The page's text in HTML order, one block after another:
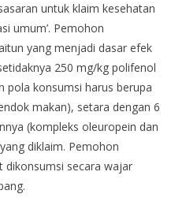
untuk klaim kesehatan
umum’. Pemohon
yang menjadi dasar efek
250 mg/kg polifenol
pola konsumsi harus berupa
makan), setara dengan 6
(kompleks oleuropein dan
diklaim. Pemohon
dikonsumsi secara wajar